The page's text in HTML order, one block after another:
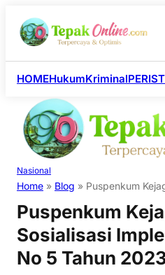
HOMEHukumKriminal
Nasional
Home » Blog » Puspenkum
Puspenkum
Sosialisasi
No 5 Tahun